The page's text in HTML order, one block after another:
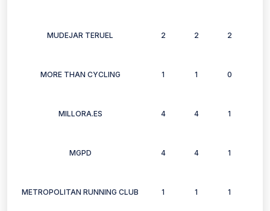
MUDEJAR TERUEL 2 2 2
MORE THAN CYCLING 1 1 0
MILLORA.ES 4 4 1
MGPD 4 4 1
METROPOLITAN RUNNING CLUB 1 1 1